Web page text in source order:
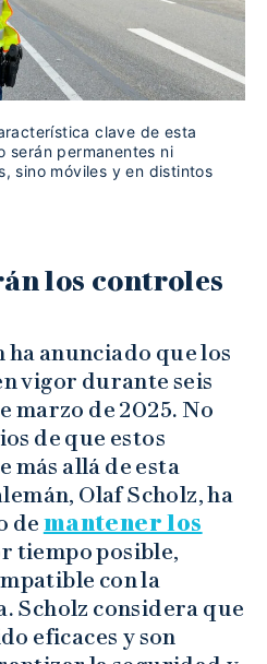
clave de esta
serán permanentes ni
sino móviles y en distintos
los controles
anunciado que los
vigor durante seis
marzo de 2025. No
de que estos
más allá de esta
Olaf Scholz, ha
de mantener los
tiempo posible,
con la
Scholz considera que
eficaces y son